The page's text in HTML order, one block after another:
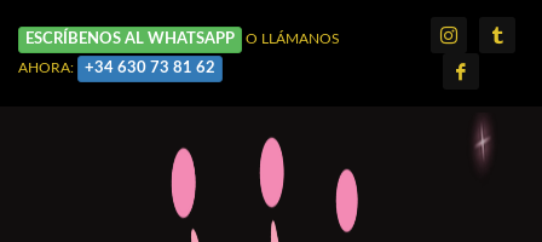
ESCRÍBENOS AL WHATSAPP
O LLÁMANOS
AHORA:
+34 630 73 81 62